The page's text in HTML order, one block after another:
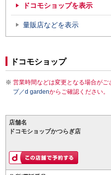
ドコモショップを表示
量販店などを表示
ドコモショップ
営業時間などは変更となる場合がご
プ／d gardenからご確認ください。
店舗名
ドコモショップかつらぎ店